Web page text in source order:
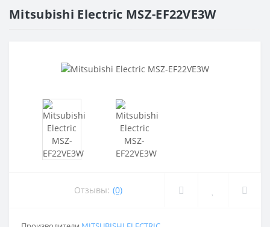
Mitsubishi Electric MSZ-EF22VE3W
Отзывы: (0)